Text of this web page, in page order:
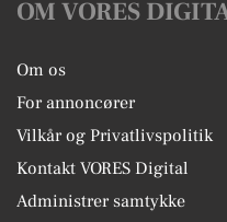
OM VORES
Om os
For annoncører
Vilkår og Privatlivspolitik
Kontakt VORES Digital
Administrer samtykke